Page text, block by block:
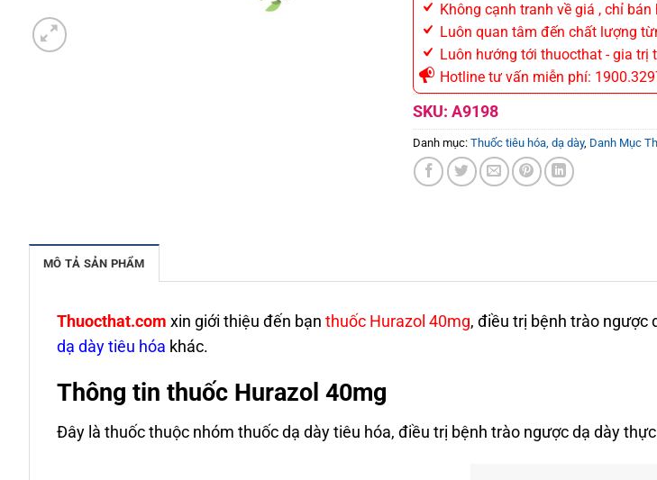
Không cạnh tranh về giá , chỉ
Luôn quan tâm đến chất lượng
Luôn hướng tới thuocthat - gia trị
Hotline tư vấn miễn phí:
SKU: A9198
Danh mục: Thuốc tiêu hóa, dạ dày, Danh Mục
MÔ TẢ SẢN PHẨM
Thuocthat.com xin giới thiệu đến bạn thuốc Hurazol 40mg, điều trị bệnh trào ngược
dạ dày tiêu hóa khác.
Thông tin thuốc Hurazol 40mg
Đây là thuốc thuộc nhóm thuốc dạ dày tiêu hóa, điều trị bệnh trào ngược dạ dày